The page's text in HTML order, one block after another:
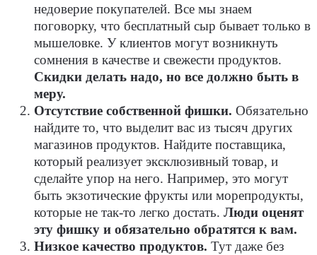
недоверие покупателей. Все мы знаем
поговорку, что бесплатный сыр бывает только в
мышеловке. У клиентов могут возникнуть
сомнения в качестве и свежести продуктов.
Скидки делать надо, но все должно быть в
меру.
Отсутствие собственной фишки. Обязательно
найдите то, что выделит вас из тысяч других
магазинов продуктов. Найдите поставщика,
который реализует эксклюзивный товар, и
сделайте упор на него. Например, это могут
быть экзотические фрукты или морепродукты,
которые не так-то легко достать. Люди оценят
эту фишку и обязательно обратятся к вам.
Низкое качество продуктов. Тут даже без